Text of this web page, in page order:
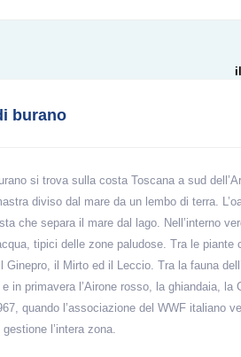
burano
si trova sulla costa Toscana a sud
diviso dal mare da un lembo di terra.
che separa il mare dal lago. Nell’interno
tipici delle zone paludose. Tra le
Ginepro, il Mirto ed il Leccio. Tra la fauna
e in primavera l’Airone rosso, la ghiandaia,
quando l’associazione del WWF italiano
gestione l’intera zona.